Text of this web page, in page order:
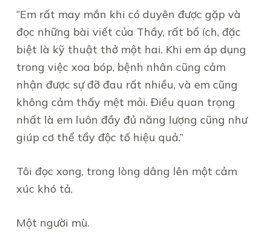
“Em rất may mắn khi có duyên được gặp và
đọc những bài viết của Thầy, rất bổ ích, đặc
biệt là kỹ thuật thở một hai. Khi em áp dụng
trong việc xoa bóp, bệnh nhân cũng cảm
nhận được sự đỡ đau rất nhiều, và em cũng
không cảm thấy mệt mỏi. Điều quan trọng
nhất là em luôn đầy đủ năng lượng cũng như
giúp cơ thể tẩy độc tố hiệu quả.”
Tôi đọc xong, trong lòng dâng lên một cảm
xúc khó tả.
Một người mù.